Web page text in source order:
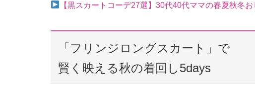
【黒スカートコーデ27選】30代40代ママの春夏秋冬
「フリンジロングスカート」で
賢く映える秋の着回し5days